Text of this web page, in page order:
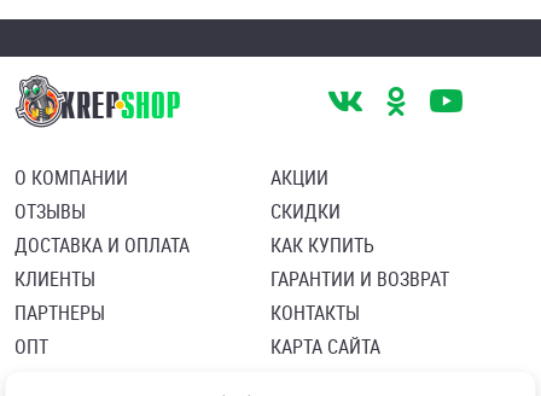
О КОМПАНИИ
ОТЗЫВЫ
ДОСТАВКА И ОПЛАТА
КЛИЕНТЫ
ПАРТНЕРЫ
ОПТ
АКЦИИ
СКИДКИ
КАК КУПИТЬ
ГАРАНТИИ И ВОЗВРАТ
КОНТАКТЫ
КАРТА САЙТА